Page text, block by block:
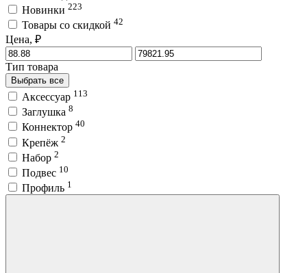
Новинки 223
Товары со скидкой 42
Цена, ₽
Тип товара
Выбрать все
Аксессуар 113
Заглушка 8
Коннектор 40
Крепёж 2
Набор 2
Подвес 10
Профиль 1